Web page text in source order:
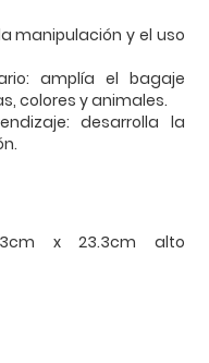
manipulación y el uso
amplía el bagaje
colores y animales.
desarrolla la
x 23.3cm alto